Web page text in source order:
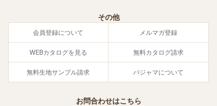
その他
会員登録について メルマガ登録
WEBカタログを見る 無料カタログ請求
無料生地サンプル請求 パジャマについて
お問合わせはこちら